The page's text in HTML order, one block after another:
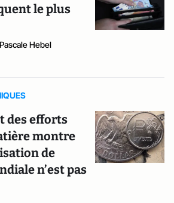
le plus
Pascale Hebel
des efforts
montre
de
n’est pas